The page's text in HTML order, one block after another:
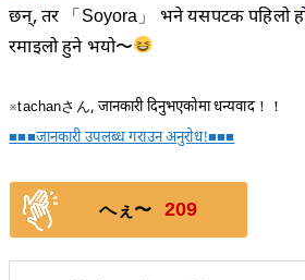
छन्, तर 「Soyora」 भने यसपटक पहिलो
रमाइलो हुने भयो〜
※tachanさん, जानकारी दिनुभएकोमा धन्यवाद！！
■■■जानकारी उपलब्ध गराउन अनुरोध!■■■
へぇ〜 209